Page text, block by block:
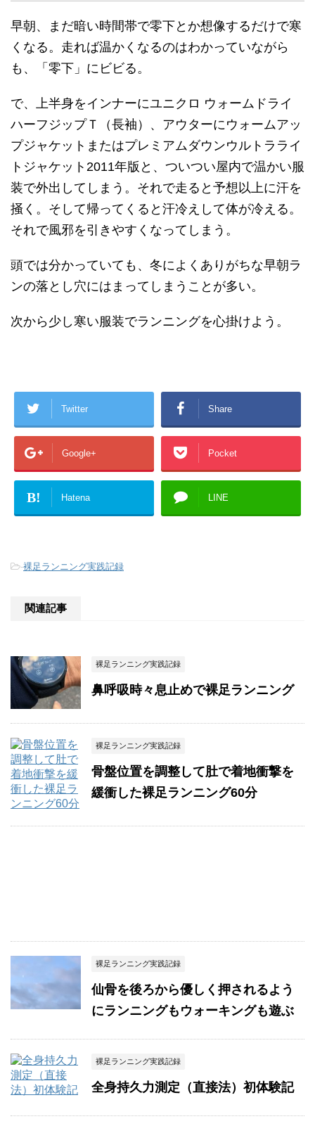
早朝、まだ暗い時間帯で零下とか想像するだけで寒
くなる。走れば温かくなるのはわかっていながら
も、「零下」にビビる。
で、上半身をインナーにユニクロ ウォームドライ
ハーフジップＴ（長袖）、アウターにウォームアッ
プジャケットまたはプレミアムダウンウルトラライ
トジャケット2011年版と、ついつい屋内で温かい服
装で外出してしまう。それで走ると予想以上に汗を
掻く。そして帰ってくると汗冷えして体が冷える。
それで風邪を引きやすくなってしまう。
頭では分かっていても、冬によくありがちな早朝ラ
ンの落とし穴にはまってしまうことが多い。
次から少し寒い服装でランニングを心掛けよう。
Twitter Share
Google+ Pocket
B! Hatena LINE
-裸足ランニング実践記録
関連記事
裸足ランニング実践記録
鼻呼吸時々息止めで裸足ランニング
裸足ランニング実践記録
骨盤位置を調整して肚で着地衝撃を
緩衝した裸足ランニング60分
裸足ランニング実践記録
仙骨を後ろから優しく押されるよう
にランニングもウォーキングも遊ぶ
裸足ランニング実践記録
全身持久力測定（直接法）初体験記